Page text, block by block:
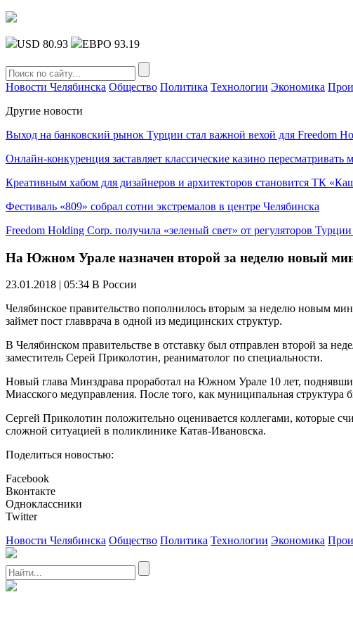
USD 80.93 ЕВРО 93.19
Новости Челябинска Общество Политика Технологии Экономика
Другие новости
Выход на банковский рынок Турции стал важной вехой для Freedom
Онлайн-конкуренция заставляет классические казино пересматривать
Креативным хабом для дизайнеров и архитекторов становится ТК
Фестиваль «809» собрал сотни экстремалов в центре Челябинска
Freedom Holding Corp. получила «зеленый свет» от регуляторов
На Южном Урале назначен второй за неделю новый
23.01.2018 | 05:34 В России
Челябинское правительство пополнилось вторым за неделю новым
займет пост главврача в одной из медицинских структур.
В Челябинском правительстве в отставку был отправлен второй за
заместитель Серей Приколотин, реаниматолог по специальности.
Новый глава Минздрава проработал на Южном Урале 10 лет,
Миасского медуправления. После того, как муниципальная структура
Сергей Приколотин положительно оценивается коллегами, которые
сложной ситуацией в поликлинике Катав-Ивановска.
Поделиться новостью:
Facebook
Вконтакте
Одноклассники
Twitter
Новости Челябинска Общество Политика Технологии Экономика